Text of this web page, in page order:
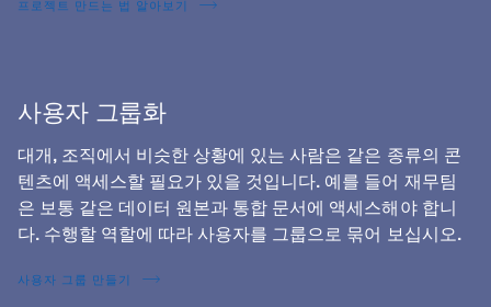
프로젝트 만드는 법 알아보기
사용자 그룹화
대개, 조직에서 비슷한 상황에 있는 사람은 같은 종류의 콘
텐츠에 액세스할 필요가 있을 것입니다. 예를 들어 재무팀
은 보통 같은 데이터 원본과 통합 문서에 액세스해야 합니
다. 수행할 역할에 따라 사용자를 그룹으로 묶어 보십시오.
사용자 그룹 만들기